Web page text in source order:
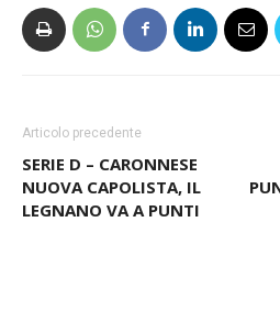
Articolo precedente
SERIE D – CARONNESE
NUOVA CAPOLISTA, IL
LEGNANO VA A PUNTI